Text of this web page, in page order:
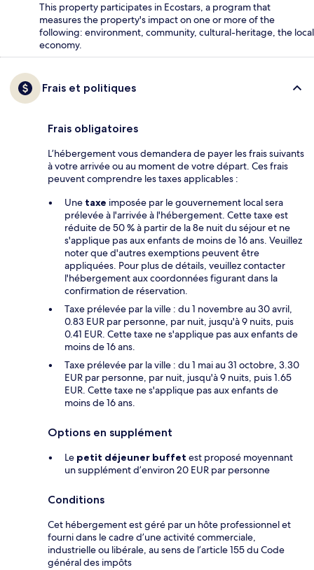
This property participates in Ecostars, a program that
measures the property's impact on one or more of the
following: environment, community, cultural-heritage, the local
economy.
Frais et politiques
Frais obligatoires
L’hébergement vous demandera de payer les frais suivants
à votre arrivée ou au moment de votre départ. Ces frais
peuvent comprendre les taxes applicables :
Une taxe imposée par le gouvernement local sera
prélevée à l'arrivée à l'hébergement. Cette taxe est
réduite de 50 % à partir de la 8e nuit du séjour et ne
s'applique pas aux enfants de moins de 16 ans. Veuillez
noter que d'autres exemptions peuvent être
appliquées. Pour plus de détails, veuillez contacter
l'hébergement aux coordonnées figurant dans la
confirmation de réservation.
Taxe prélevée par la ville : du 1 novembre au 30 avril,
0.83 EUR par personne, par nuit, jusqu'à 9 nuits, puis
0.41 EUR. Cette taxe ne s'applique pas aux enfants de
moins de 16 ans.
Taxe prélevée par la ville : du 1 mai au 31 octobre, 3.30
EUR par personne, par nuit, jusqu'à 9 nuits, puis 1.65
EUR. Cette taxe ne s'applique pas aux enfants de
moins de 16 ans.
Options en supplément
Le petit déjeuner buffet est proposé moyennant
un supplément d’environ 20 EUR par personne
Conditions
Cet hébergement est géré par un hôte professionnel et
fourni dans le cadre d’une activité commerciale,
industrielle ou libérale, au sens de l’article 155 du Code
général des impôts